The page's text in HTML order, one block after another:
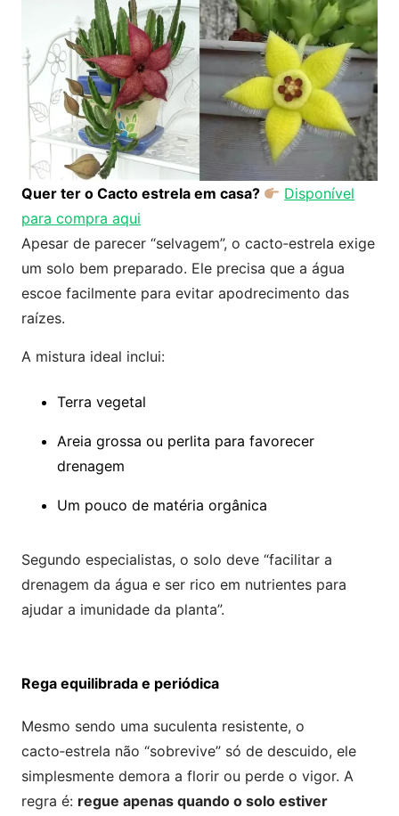
Quer ter o Cacto estrela em casa?
Disponível
para compra aqui
Apesar de parecer “selvagem”, o cacto‑estrela exige
um solo bem preparado. Ele precisa que a água
escoe facilmente para evitar apodrecimento das
raízes.
A mistura ideal inclui:
Terra vegetal
Areia grossa ou perlita para favorecer
drenagem
Um pouco de matéria orgânica
Segundo especialistas, o solo deve “facilitar a
drenagem da água e ser rico em nutrientes para
ajudar a imunidade da planta”.
Rega equilibrada e periódica
Mesmo sendo uma suculenta resistente, o
cacto‑estrela não “sobrevive” só de descuido, ele
simplesmente demora a florir ou perde o vigor. A
regra é: regue apenas quando o solo estiver